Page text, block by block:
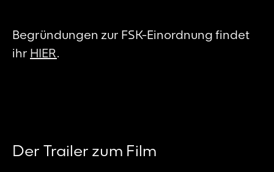
Begründungen zur FSK-Einordnung findet
ihr HIER.
Der Trailer zum Film